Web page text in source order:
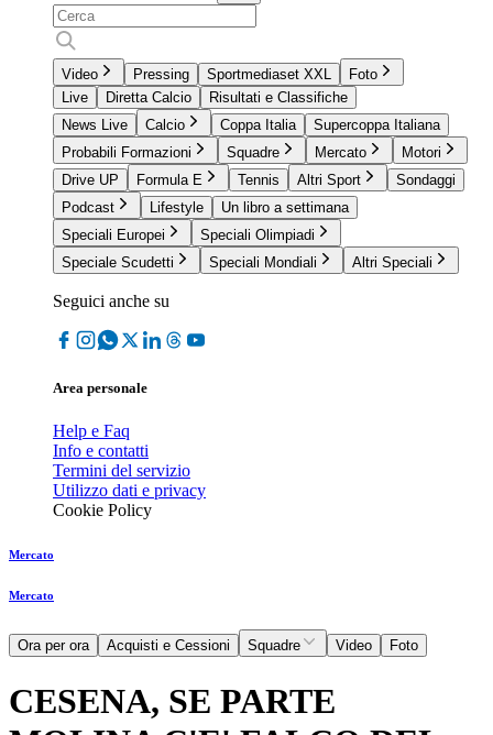
Video Pressing Sportmediaset XXL
Foto
Live
Diretta Calcio
Risultati e Classifiche
News Live
Calcio Coppa Italia
Supercoppa Italiana
Probabili Formazioni
Squadre Mercato
Motori
Drive UP
Formula E Tennis Altri Sport
Sondaggi
Podcast
Lifestyle
Un libro a settimana
Speciali Europei
Speciali Olimpiadi
Speciale Scudetti
Speciali Mondiali Altri Speciali
Seguici anche su
Area personale
Help e Faq
Info e contatti
Termini del servizio
Utilizzo dati e privacy
Cookie Policy
Mercato
Mercato
Ora per ora Acquisti e Cessioni Squadre Video Foto
CESENA, SE PARTE